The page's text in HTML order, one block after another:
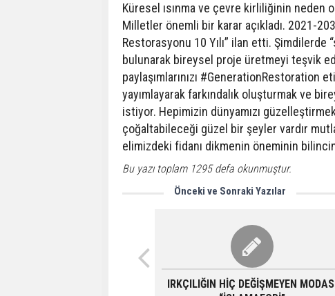
Küresel ısınma ve çevre kirliliğinin
Milletler önemli bir karar açıkladı. 2021-
Restorasyonu 10 Yılı” ilan etti. Şimdilerde
bulunarak bireysel proje üretmeyi teşvik
paylaşımlarınızı #GenerationRestoration
yayımlayarak farkındalık oluşturmak ve
istiyor. Hepimizin dünyamızı
çoğaltabileceği güzel bir şeyler vardır
elimizdeki fidanı dikmenin öneminin
Bu yazı toplam 1295 defa okunmuştur.
Önceki ve Sonraki Yazılar
IRKÇILIĞIN HİÇ DEĞİŞMEYEN